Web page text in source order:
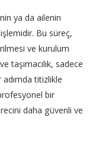
ya da ailenin
Bu süreç,
ve kurulum
taşımacılık, sadece
titizlikle
bir
daha güvenli ve